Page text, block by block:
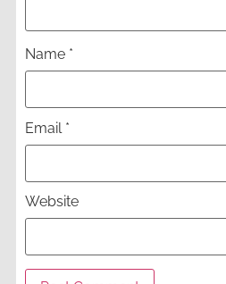
Name *
Email *
Website